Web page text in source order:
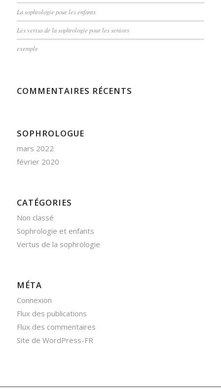
La sophrologie pour les enfants
Les vertus de la sophrologie pour les seniors
exemple
COMMENTAIRES RÉCENTS
SOPHROLOGUE
mars 2022
février 2020
CATÉGORIES
Non classé
Sophrologie et enfants
Vertus de la sophrologie
MÉTA
Connexion
Flux des publications
Flux des commentaires
Site de WordPress-FR